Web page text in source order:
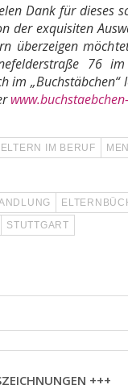
Dank für dieses
der exquisiten
überzeigen
76 im
im
ELTERN IM BERUF
STUTTGART
+++